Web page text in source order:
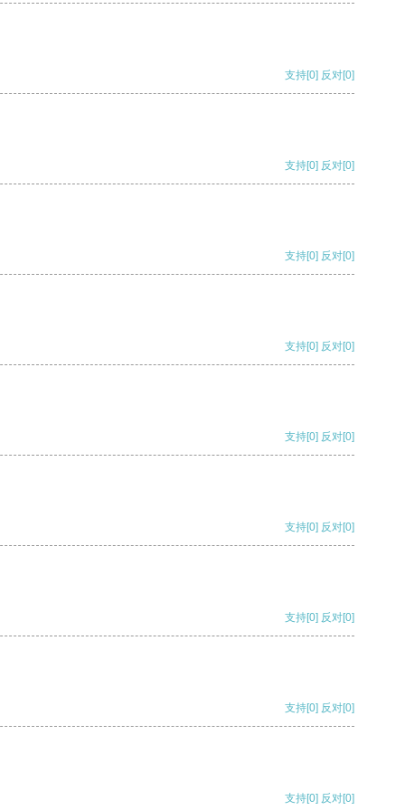
支持[0] 反对[0]
支持[0] 反对[0]
支持[0] 反对[0]
支持[0] 反对[0]
支持[0] 反对[0]
支持[0] 反对[0]
支持[0] 反对[0]
支持[0] 反对[0]
支持[0] 反对[0]